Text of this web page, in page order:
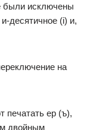
были исключены
десятичное (і) и,
на
печатать ер (ъ),
двойным